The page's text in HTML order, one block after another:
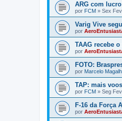
ARG com
por FCM » Sex
Varig Vive
por
TAAG recebe
por
FOTO:
por Marcelo
TAP: mais
por FCM » Seg
F-16 da Força
por